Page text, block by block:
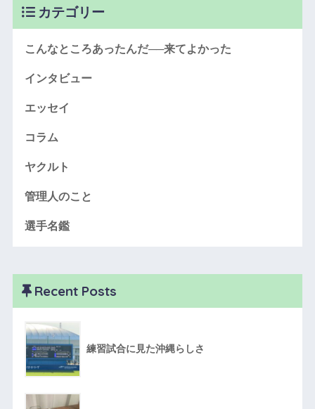
カテゴリー
こんなところあったんだ──来てよかった
インタビュー
エッセイ
コラム
ヤクルト
管理人のこと
選手名鑑
Recent Posts
練習試合に見た沖縄らしさ